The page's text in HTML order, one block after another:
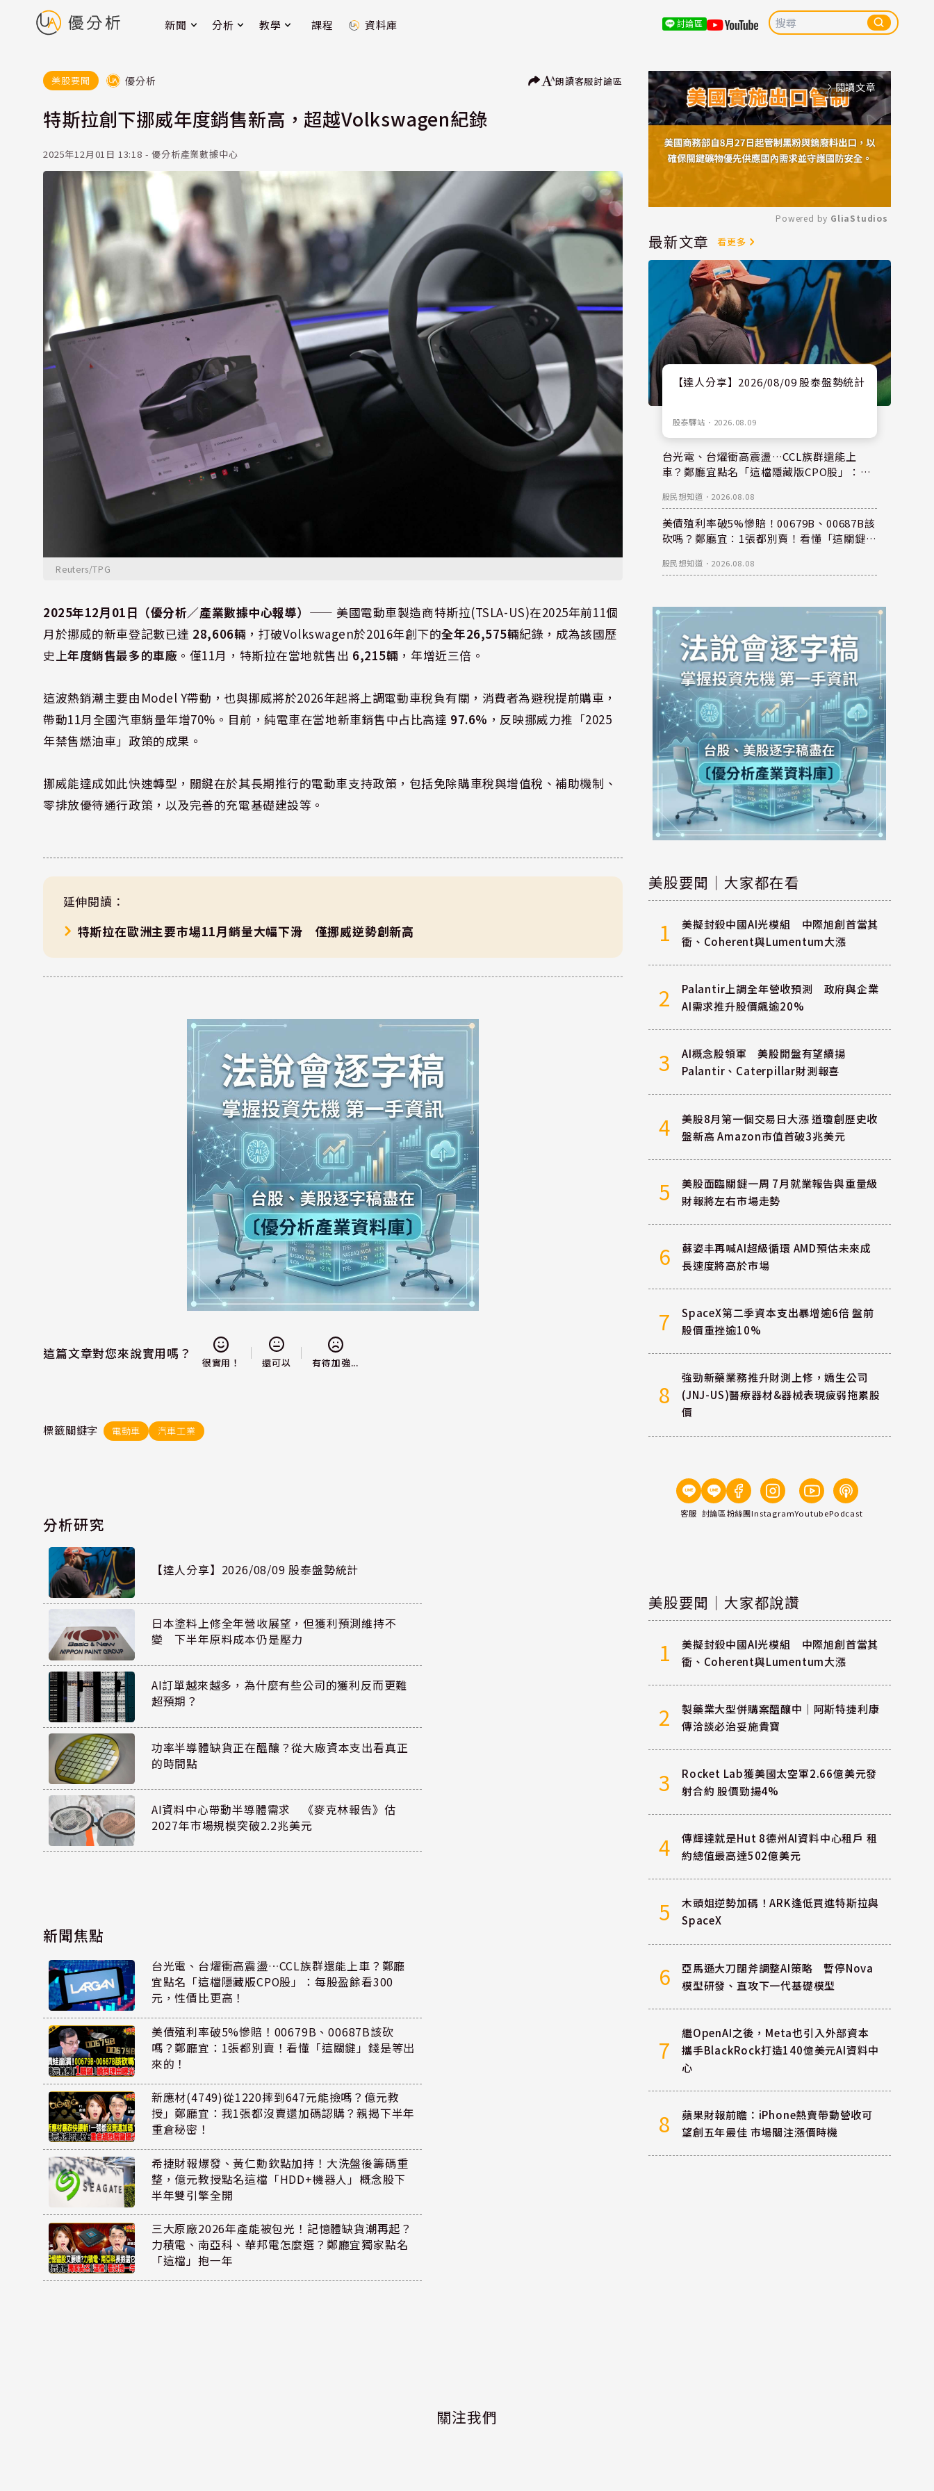
新聞 分析 教學 課程 資料庫 討論區
美股要聞 優分析 朗讀客服討論區
特斯拉創下挪威年度銷售新高，超越Volkswagen紀錄
2025年12月01日 13:18 - 優分析產業數據中心
Reuters/TPG
2025年12月01日（優分析／產業數據中心報導） ⸺ 美國電動車製造商特斯拉(TSLA-US)在2025年前11個
月於挪威的新車登記數已達 28,606輛 ，打破Volkswagen於2016年創下的全年26,575輛紀錄，成為該國歷
史上年度銷售最多的車廠 。僅11月，特斯拉在當地就售出 6,215輛 ，年增近三倍。
這波熱銷潮主要由Model Y帶動，也與挪威將於2026年起將上調電動車稅負有關，消費者為避稅提前購車，
帶動11月全國汽車銷量年增70%。目前，純電車在當地新車銷售中占比高達 97.6% ，反映挪威力推「2025
年禁售燃油車」政策的成果。
挪威能達成如此快速轉型，關鍵在於其長期推行的電動車支持政策，包括免除購車稅與增值稅、補助機制、
零排放優待通行政策，以及完善的充電基礎建設等。
延伸閱讀：
特斯拉在歐洲主要市場11月銷量大幅下滑 僅挪威逆勢創新高
這篇文章對您來說實用嗎？
很實用！ 還可以 有待加強...
標籤關鍵字 電動車 汽車工業
分析研究
【達人分享】2026/08/09 股泰盤勢統計
日本塗料上修全年營收展望，但獲利預測維持不
變 下半年原料成本仍是壓力
AI訂單越來越多，為什麼有些公司的獲利反而更難
超預期？
功率半導體缺貨正在醞釀？從大廠資本支出看真正
的時間點
AI資料中心帶動半導體需求 《麥克林報告》估
2027年市場規模突破2.2兆美元
新聞焦點
台光電、台燿衝高震盪…CCL族群還能上車？鄭廳
宜點名「這檔隱藏版CPO股」：每股盈餘看300
元，性價比更高！
美債殖利率破5%慘賠！00679B、00687B該砍
嗎？鄭廳宜：1張都別賣！看懂「這關鍵」錢是等出
來的！
新應材(4749)從1220摔到647元能撿嗎？億元教
授」鄭廳宜：我1張都沒賣還加碼認購？親揭下半年
重倉秘密！
希捷財報爆發、黃仁勳欽點加持！大洗盤後籌碼重
整，億元教授點名這檔「HDD+機器人」概念股下
半年雙引擎全開
三大原廠2026年產能被包光！記憶體缺貨潮再起？
力積電、南亞科、華邦電怎麼選？鄭廳宜獨家點名
「這檔」抱一年
arrow_forward_ios 閱讀文章
Mute
Powered by GliaStudios
最新文章 看更多
【達人分享】2026/08/09 股泰盤勢統計
股泰驛站 ． 2026.08.09
台光電、台燿衝高震盪…CCL族群還能上
車？鄭廳宜點名「這檔隱藏版CPO股」：每
股民想知道 ． 2026.08.08
美債殖利率破5%慘賠！00679B、00687B該
砍嗎？鄭廳宜：1張都別賣！看懂「這關鍵」
股民想知道 ． 2026.08.08
美股要聞｜大家都在看
1
美擬封殺中國AI光模組 中際旭創首當其
衝、Coherent與Lumentum大漲
2
Palantir上調全年營收預測 政府與企業
AI需求推升股價飆逾20%
3
AI概念股領軍 美股開盤有望續揚
Palantir、Caterpillar財測報喜
4
美股8月第一個交易日大漲 道瓊創歷史收
盤新高 Amazon市值首破3兆美元
5
美股面臨關鍵一周 7月就業報告與重量級
財報將左右市場走勢
6
蘇姿丰再喊AI超級循環 AMD預估未來成
長速度將高於市場
7
SpaceX第二季資本支出暴增逾6倍 盤前
股價重挫逾10%
8
強勁新藥業務推升財測上修，嬌生公司
(JNJ-US)醫療器材&器械表現疲弱拖累股
價
客服 討論區粉絲團InstagramYoutubePodcast
美股要聞｜大家都說讚
1
美擬封殺中國AI光模組 中際旭創首當其
衝、Coherent與Lumentum大漲
2
製藥業大型併購案醞釀中｜阿斯特捷利康
傳洽談必治妥施貴寶
3
Rocket Lab獲美國太空軍2.66億美元發
射合約 股價勁揚4%
4
傳輝達就是Hut 8德州AI資料中心租戶 租
約總值最高達502億美元
5
木頭姐逆勢加碼！ARK逢低買進特斯拉與
SpaceX
6
亞馬遜大刀闊斧調整AI策略 暫停Nova
模型研發、直攻下一代基礎模型
7
繼OpenAI之後，Meta也引入外部資本
攜手BlackRock打造140億美元AI資料中
心
8
蘋果財報前瞻：iPhone熱賣帶動營收可
望創五年最佳 市場關注漲價時機
關注我們